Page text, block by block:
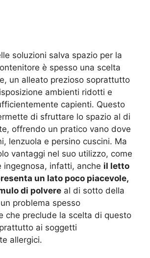
soluzioni salva spazio per la
è spesso una scelta
un alleato prezioso soprattutto
ambienti ridotti e
capienti. Questo
di sfruttare lo spazio al di
offrendo un pratico vano dove
lenzuola e persino cuscini. Ma
vantaggi nel suo utilizzo, come
ingegnosa, infatti, anche il letto
un lato poco piacevole,
di polvere al di sotto della
problema spesso
che preclude la scelta di questo
ai soggetti
allergici.